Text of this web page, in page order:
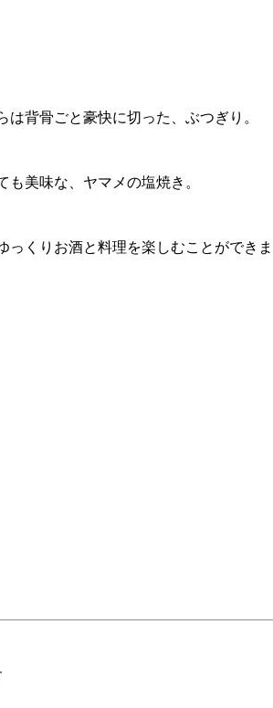
背骨ごと豪快に切った、ぶつぎり。
美味な、ヤマメの塩焼き。
っくりお酒と料理を楽しむことができ